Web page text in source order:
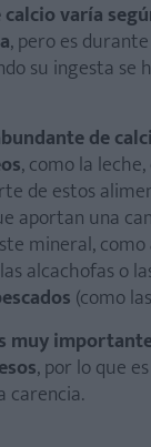
calcio varía
, pero es
su ingesta se
de
, como la
de estos
aportan una
mineral, como
alcachofas o
(como
muy
, por lo que
carencia.